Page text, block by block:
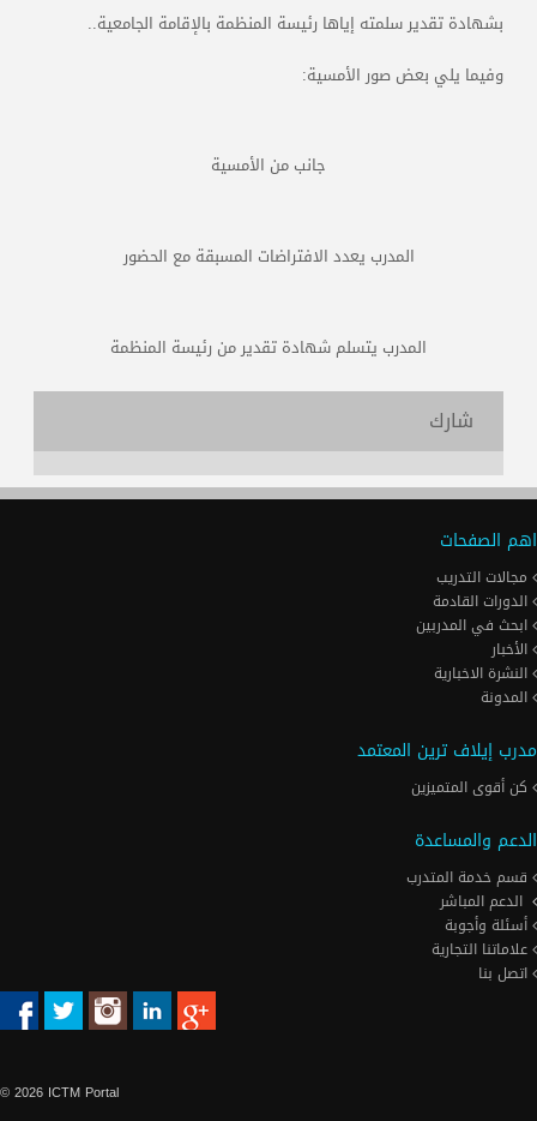
بشهادة تقدير سلمته إياها رئيسة المنظمة بالإقامة الجامعية..
وفيما يلي بعض صور الأمسية:
جانب من الأمسية
المدرب يعدد الافتراضات المسبقة مع الحضور
المدرب يتسلم شهادة تقدير من رئيسة المنظمة
شارك
اهم الصفحات
مجالات التدريب
الدورات القادمة
ابحث في المدربين
الأخبار
النشرة الاخبارية
المدونة
مدرب إيلاف ترين المعتمد
كن أقوى المتميزين
الدعم والمساعدة
قسم خدمة المتدرب
الدعم المباشر
أسئلة وأجوبة
علاماتنا التجارية
اتصل بنا
© 2026 ICTM Portal